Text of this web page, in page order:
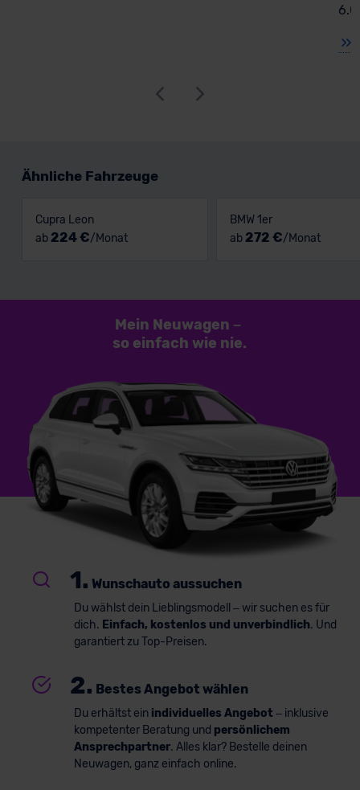
Ähnliche Fahrzeuge
Cupra Leon
ab 224 €/Monat
BMW 1er
ab 272 €/Monat
Mein Neuwagen –
so einfach wie nie.
1. Wunschauto aussuchen
Du wählst dein Lieblingsmodell – wir suchen es für
dich. Einfach, kostenlos und unverbindlich. Und
garantiert zu Top-Preisen.
2. Bestes Angebot wählen
Du erhältst ein individuelles Angebot – inklusive
kompetenter Beratung und persönlichem
Ansprechpartner. Alles klar? Bestelle deinen
Neuwagen, ganz einfach online.